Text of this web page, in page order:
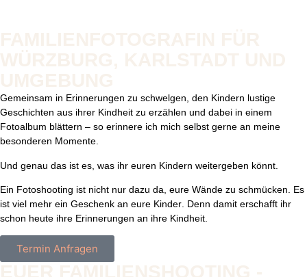
Gemeinsam in Erinnerungen zu schwelgen, den Kindern lustige
Geschichten aus ihrer Kindheit zu erzählen und dabei in einem
Fotoalbum blättern – so erinnere ich mich selbst gerne an meine
besonderen Momente.
Und genau das ist es, was ihr euren Kindern weitergeben könnt.
Ein Fotoshooting ist nicht nur dazu da, eure Wände zu schmücken. Es
ist viel mehr ein Geschenk an eure Kinder . Denn damit erschafft ihr
schon heute ihre Erinnerungen an ihre Kindheit
Termin Anfragen